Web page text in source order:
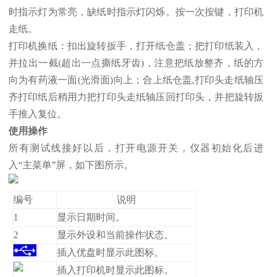
时指示灯为常亮，缺纸时指示灯闪烁。按一次按键，打印机
走纸。
打印机换纸：扣出旋转扳手，打开纸仓盖；把打印纸装入，
并拉出一截(超出一点撕纸牙齿)，注意把纸放整齐，纸的方
向为有药液一面(光滑面)向上；合上纸仓盖,打印头走纸轴压
齐打印纸后稍用力把打印头走纸轴压回打印头，并把旋转扳
手推入复位。
使用操作
所有测试线接好以后，打开电源开关，仪器初始化后进
入“主菜单”屏，如下图所示。
编号
说明
1
显示日期时间。
2
显示外设和当前操作状态。
插入优盘时显示此图标。
插入打印机时显示此图标。